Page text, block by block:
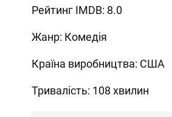
Рейтинг IMDB: 8.0
Жанр: Комедія
Країна виробництва: США
Тривалість: 108 хвилин